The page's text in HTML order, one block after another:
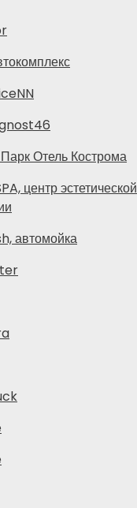
Отель Кострома
центр эстетической
автомойка